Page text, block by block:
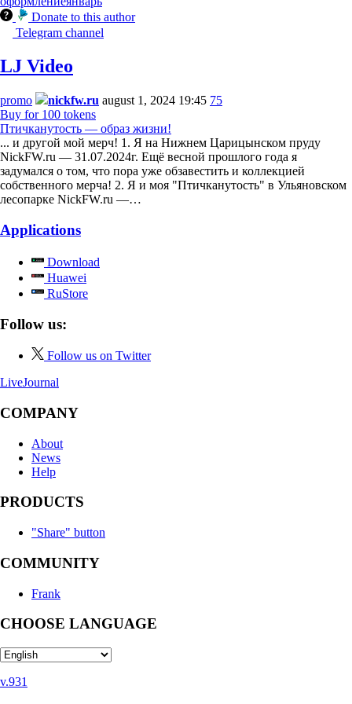
Donate to this author
Telegram channel
LJ Video
promo nickfw.ru august 1, 2024 19:45 75
Buy for 100 tokens
Птичканутость — образ жизни!
... и другой мой мерч! 1. Я на Нижнем Царицынском пруду
NickFW.ru — 31.07.2024г. Ещё весной прошлого года я
задумался о том, что пора уже обзавестить и коллекцией
собственного мерча! 2. Я и моя "Птичканутость" в Ульяновском
лесопарке NickFW.ru —…
Applications
Download
Huawei
RuStore
Follow us:
Follow us on Twitter
LiveJournal
COMPANY
About
News
Help
PRODUCTS
"Share" button
COMMUNITY
Frank
CHOOSE LANGUAGE
v.931